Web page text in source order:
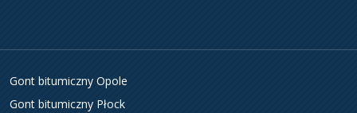
Gont bitumiczny Opole
Gont bitumiczny Płock